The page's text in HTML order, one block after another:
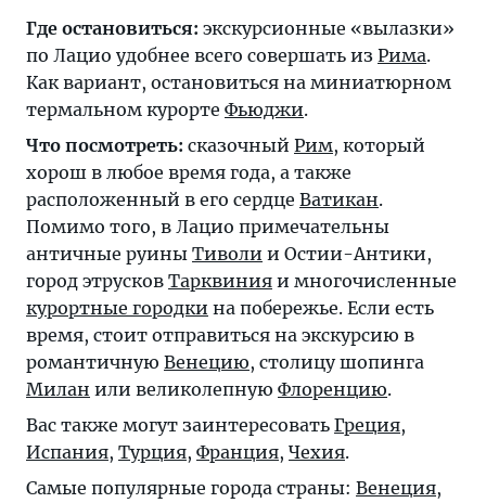
Где остановиться: экскурсионные «вылазки»
по Лацио удобнее всего совершать из Рима.
Как вариант, остановиться на миниатюрном
термальном курорте Фьюджи.
Что посмотреть: сказочный Рим, который
хорош в любое время года, а также
расположенный в его сердце Ватикан.
Помимо того, в Лацио примечательны
античные руины Тиволи и Остии-Антики,
город этрусков Тарквиния и многочисленные
курортные городки на побережье. Если есть
время, стоит отправиться на экскурсию в
романтичную Венецию, столицу шопинга
Милан или великолепную Флоренцию.
Вас также могут заинтересовать Греция,
Испания, Турция, Франция, Чехия.
Самые популярные города страны: Венеция,